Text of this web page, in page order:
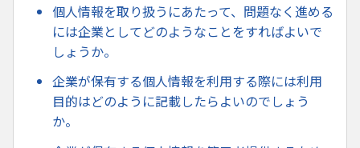
個人情報を取り扱うにあたって、問題なく進める
には企業としてどのようなことをすればよいで
しょうか。
企業が保有する個人情報を利用する際には利用
目的はどのように記載したらよいのでしょう
か。